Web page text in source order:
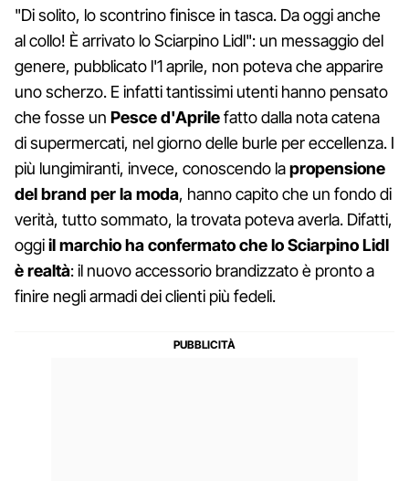
"Di solito, lo scontrino finisce in tasca. ⁣Da oggi anche
al collo! È arrivato lo Sciarpino Lidl": un messaggio del
genere, pubblicato l'1 aprile, non poteva che apparire
uno scherzo. E infatti tantissimi utenti hanno pensato
che fosse un Pesce d'Aprilefatto dalla nota catena
di supermercati, nel giorno delle burle per eccellenza. I
più lungimiranti, invece, conoscendo lapropensione
del brand per la moda, hanno capito che un fondo di
verità, tutto sommato, la trovata poteva averla. Difatti,
oggiil marchio ha confermato che lo Sciarpino Lidl
è realtà: il nuovo accessorio brandizzato è pronto a
finire negli armadi dei clienti più fedeli.